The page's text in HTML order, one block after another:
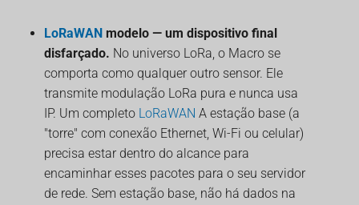
LoRaWAN modelo — um dispositivo final
disfarçado. No universo LoRa, o Macro se
comporta como qualquer outro sensor. Ele
transmite modulação LoRa pura e nunca usa
IP. Um completo LoRaWAN A estação base (a
"torre" com conexão Ethernet, Wi-Fi ou celular)
precisa estar dentro do alcance para
encaminhar esses pacotes para o seu servidor
de rede. Sem estação base, não há dados na